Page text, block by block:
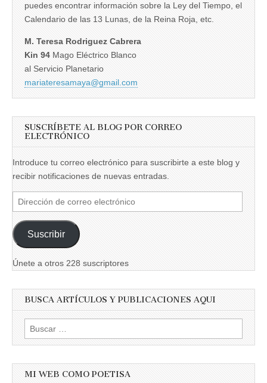
puedes encontrar información sobre la Ley del Tiempo, el
Calendario de las 13 Lunas, de la Reina Roja, etc.
M. Teresa Rodriguez Cabrera
Kin 94 Mago Eléctrico Blanco
al Servicio Planetario
mariateresamaya@gmail.com
SUSCRÍBETE AL BLOG POR CORREO
ELECTRÓNICO
Introduce tu correo electrónico para suscribirte a este blog y
recibir notificaciones de nuevas entradas.
Dirección
de
correo
electrónico
Suscribir
Únete a otros 228 suscriptores
BUSCA ARTÍCULOS Y PUBLICACIONES AQUI
Buscar:
MI WEB COMO POETISA